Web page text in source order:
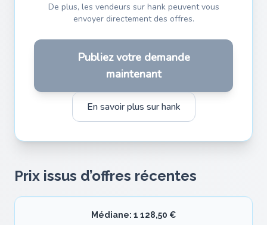
De plus, les vendeurs sur hank peuvent vous
envoyer directement des offres.
Publiez votre demande
maintenant
En savoir plus sur hank
Prix issus d’offres récentes
Médiane: 1 128,50 €